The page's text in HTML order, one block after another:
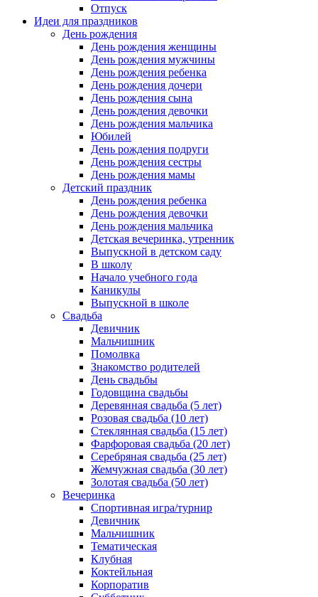
Отпуск
Идеи для праздников
День рождения
День рождения женщины
День рождения мужчины
День рождения ребенка
День рождения дочери
День рождения сына
День рождения девочки
День рождения мальчика
Юбилей
День рождения подруги
День рождения сестры
День рождения мамы
Детский праздник
День рождения ребенка
День рождения девочки
День рождения мальчика
Детская вечеринка, утренник
Выпускной в детском саду
В школу
Начало учебного года
Каникулы
Выпускной в школе
Свадьба
Девичник
Мальчишник
Помолвка
Знакомство родителей
День свадьбы
Годовщина свадьбы
Деревянная свадьба (5 лет)
Розовая свадьба (10 лет)
Стеклянная свадьба (15 лет)
Фарфоровая свадьба (20 лет)
Серебряная свадьба (25 лет)
Жемчужная свадьба (30 лет)
Золотая свадьба (50 лет)
Вечеринка
Спортивная игра/турнир
Девичник
Мальчишник
Тематическая
Клубная
Коктейльная
Корпоратив